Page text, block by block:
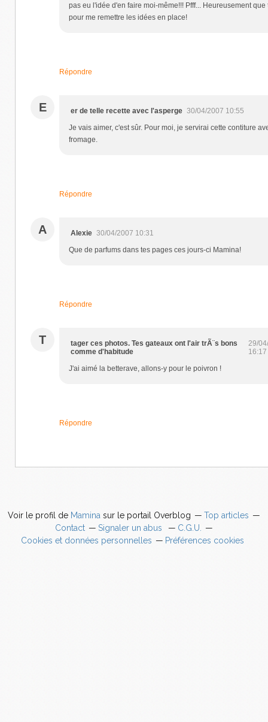
pas eu l'idée d'en faire moi-même!!! Pfff... Heureusement que
pour me remettre les idées en place!
Répondre
E er de telle recette avec l'asperge 30/04/2007 10:55
Je vais aimer, c'est sûr. Pour moi, je servirai cette contiture
fromage.
Répondre
A Alexie 30/04/2007 10:31
Que de parfums dans tes pages ces jours-ci Mamina!
Répondre
T
tager ces photos. Tes gateaux ont l'air trÃ¨s bons
comme d'habitude
29/
16:17
J'ai aimé la betterave, allons-y pour le poivron !
Répondre
Voir le profil de Mamina sur le portail Overblog
Top articles
Contact
Signaler un abus
C.G.U.
Cookies et données personnelles
Préférences cookies